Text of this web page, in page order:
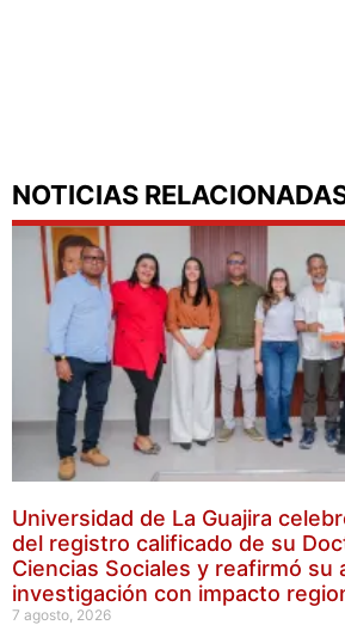
NOTICIAS
Universidad de La Guajira
del registro calificado de su
Ciencias Sociales y reafirmó su
investigación con impacto
7 agosto, 2026